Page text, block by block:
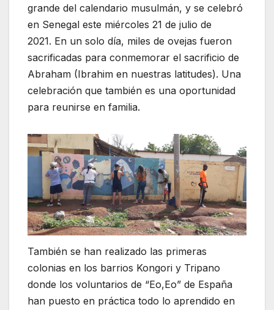
grande del calendario musulmán, y se celebró
en Senegal este miércoles 21 de julio de
2021. En un solo día, miles de ovejas fueron
sacrificadas para conmemorar el sacrificio de
Abraham (Ibrahim en nuestras latitudes). Una
celebración que también es una oportunidad
para reunirse en familia.
También se han realizado las primeras
colonias en los barrios Kongori y Tripano
donde los voluntarios de “Eo,Eo” de España
han puesto en práctica todo lo aprendido en